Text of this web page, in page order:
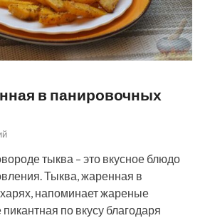
в панировочных
тыква – это вкусное блюдо
Тыква, жаренная в
напоминает жареные
по вкусу благодаря